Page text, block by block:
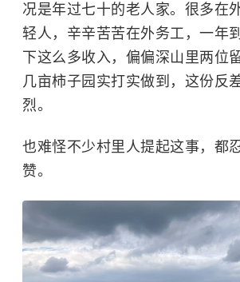
况是年过七十的老人家。很多在
轻人，辛辛苦苦在外务工，一年
下这么多收入，偏偏深山里两位
几亩柿子园实打实做到，这份反
烈。
也难怪不少村里人提起这事，都
赞。